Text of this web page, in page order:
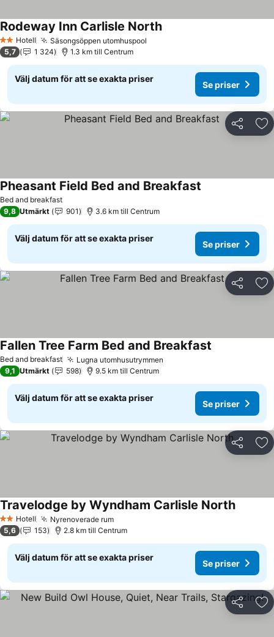
2 Stjärnor
Hotell Säsongsöppen utomhuspool
Rodeway Inn Carlisle North
5,7 1 324 1.3 km till Centrum
Välj datum för att se exakta priser
Se priser
Dela
Bed and breakfast
Pheasant Field Bed and Breakfast
9,8 Utmärkt 901 3.6 km till Centrum
Välj datum för att se exakta priser
Se priser
Dela
Bed and breakfast Lugna utomhusutrymmen
Fallen Tree Farm Bed and Breakfast
9,1 Utmärkt 598 9.5 km till Centrum
Välj datum för att se exakta priser
Se priser
Dela
2 Stjärnor
Hotell Nyrenoverade rum
Travelodge by Wyndham Carlisle North
5,6 153 2.8 km till Centrum
Välj datum för att se exakta priser
Se priser
Dela